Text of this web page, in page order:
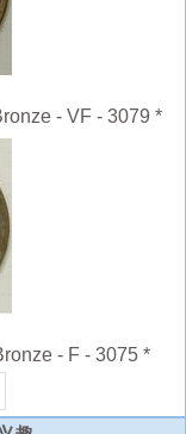
- VF - 3079 *
- F - 3075 *